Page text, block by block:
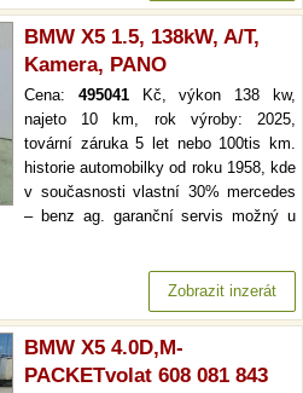
BMW X5 1.5, 138kW, A/T,
Kamera, PANO
Cena: 495041Kč, výkon 138 kw,
najeto 10 km, rok výroby: 2025,
tovární záruka 5 let nebo 100tis km.
historie automobilky od roku 1958, kde
v současnosti vlastní 30% mercedes
– benz ag. garanční servis možný u
Zobrazit inzerát
BMW X5 4.0D,M-
PACKETvolat 608 081 843